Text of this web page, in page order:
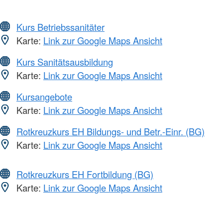
Kurs Betriebssanitäter
Karte: Link zur Google Maps Ansicht
Kurs Sanitätsausbildung
Karte: Link zur Google Maps Ansicht
Kursangebote
Karte: Link zur Google Maps Ansicht
Rotkreuzkurs EH Bildungs- und Betr.-Einr. (BG)
Karte: Link zur Google Maps Ansicht
Rotkreuzkurs EH Fortbildung (BG)
Karte: Link zur Google Maps Ansicht